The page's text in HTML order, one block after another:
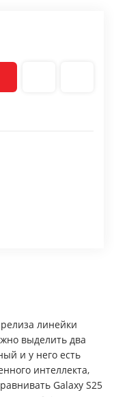
линейки
выделить два
и у него есть
интеллекта,
Galaxy S25